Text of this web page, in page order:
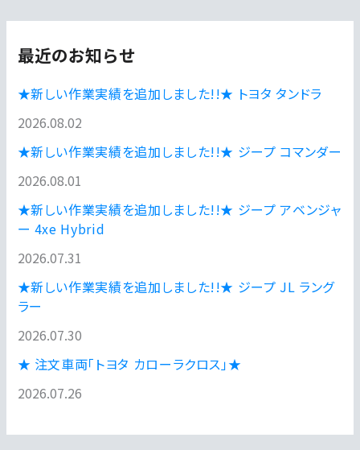
最近のお知らせ
★新しい作業実績を追加しました!!★ トヨタ タンドラ
2026.08.02
★新しい作業実績を追加しました!!★ ジープ コマンダー
2026.08.01
★新しい作業実績を追加しました!!★ ジープ アベンジャ
ー 4xe Hybrid
2026.07.31
★新しい作業実績を追加しました!!★ ジープ JL ラング
ラー
2026.07.30
★ 注文車両「トヨタ カローラクロス」★
2026.07.26